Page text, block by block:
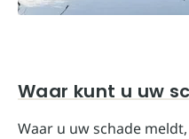
Waar kunt u uw
Waar u uw schade